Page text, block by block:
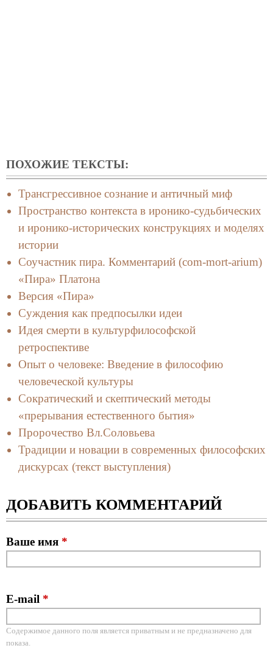
ПОХОЖИЕ ТЕКСТЫ:
Трансгрессивное сознание и античный миф
Пространство контекста в иронико-судьбических
и иронико-исторических конструкциях и моделях
истории
Соучастник пира. Комментарий (com-mort-arium)
«Пира» Платона
Версия «Пира»
Суждения как предпосылки идеи
Идея смерти в культурфилософской
ретроспективе
Опыт о человеке: Введение в философию
человеческой культуры
Сократический и скептический методы
«прерывания естественного бытия»
Пророчество Вл.Соловьева
Традиции и новации в современных философских
дискурсах (текст выступления)
ДОБАВИТЬ КОММЕНТАРИЙ
Ваше имя *
E-mail *
Содержимое данного поля является приватным и не предназначено для
показа.